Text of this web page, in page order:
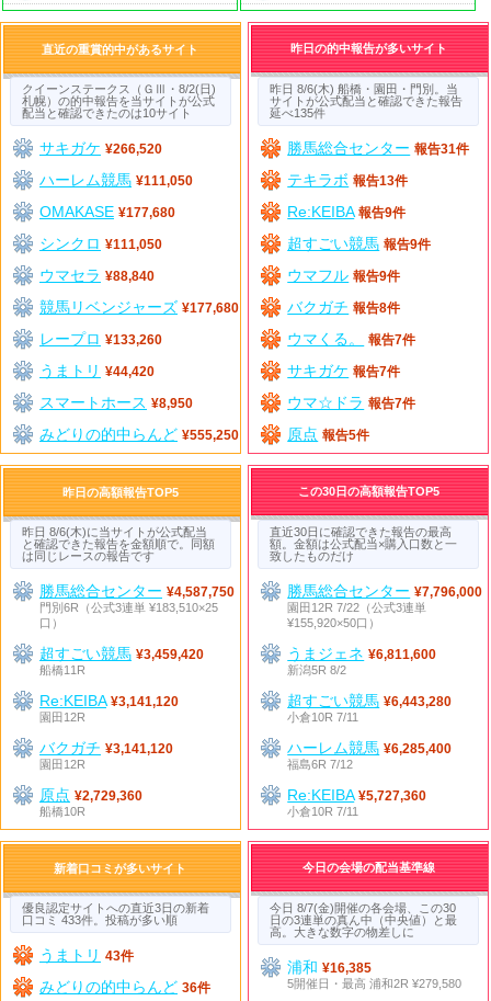
直近の重賞的中があるサイト
クイーンステークス（ＧⅢ・8/2(日)
札幌）の的中報告を当サイトが公式
配当と確認できたのは10サイト
サキガケ ¥266,520
ハーレム競馬 ¥111,050
OMAKASE ¥177,680
シンクロ ¥111,050
ウマセラ ¥88,840
競馬リベンジャーズ ¥177,680
レープロ ¥133,260
うまトリ ¥44,420
スマートホース ¥8,950
みどりの的中らんど ¥555,250
昨日の的中報告が多いサイト
昨日 8/6(木) 船橋・園田・門別。当
サイトが公式配当と確認できた報告
延べ135件
勝馬総合センター 報告31件
テキラボ 報告13件
Re:KEIBA 報告9件
超すごい競馬 報告9件
ウマフル 報告9件
バクガチ 報告8件
ウマくる。 報告7件
サキガケ 報告7件
ウマ☆ドラ 報告7件
原点 報告5件
昨日の高額報告TOP5
昨日 8/6(木)に当サイトが公式配当
と確認できた報告を金額順で。同額
は同じレースの報告です
勝馬総合センター ¥4,587,750
門別6R（公式3連単 ¥183,510×25
口）
超すごい競馬 ¥3,459,420
船橋11R
Re:KEIBA ¥3,141,120
園田12R
バクガチ ¥3,141,120
園田12R
原点 ¥2,729,360
船橋10R
この30日の高額報告TOP5
直近30日に確認できた報告の最高
額。金額は公式配当×購入口数と一
致したものだけ
勝馬総合センター ¥7,796,000
園田12R 7/22（公式3連単
¥155,920×50口）
うまジェネ ¥6,811,600
新潟5R 8/2
超すごい競馬 ¥6,443,280
小倉10R 7/11
ハーレム競馬 ¥6,285,400
福島6R 7/12
Re:KEIBA ¥5,727,360
小倉10R 7/11
新着口コミが多いサイト
優良認定サイトへの直近3日の新着
口コミ 433件。投稿が多い順
うまトリ 43件
みどりの的中らんど 36件
今日の会場の配当基準線
今日 8/7(金)開催の各会場、この30
日の3連単の真ん中（中央値）と最
高。大きな数字の物差しに
浦和¥16,385
5開催日・最高 浦和2R ¥279,580